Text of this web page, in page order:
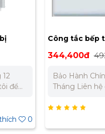
để
0
Công tắc bếp
Panasonic
344,400đ
Bảo Hành
Tháng Liên hệ chúng tôi để
án. Miền Bắc : 0989 310
979 – 0973 106
Nam: 0902